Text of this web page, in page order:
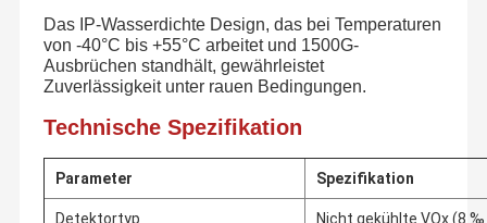
Das IP-Wasserdichte Design, das bei Temperaturen
von -40°C bis +55°C arbeitet und 1500G-
Ausbrüchen standhält, gewährleistet
Zuverlässigkeit unter rauen Bedingungen.
Technische Spezifikation
Parameter Spezifikation
Detektortyp Nicht gekühlte VOx (8